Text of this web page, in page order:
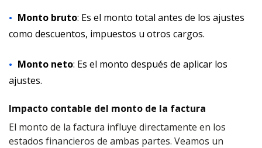
Monto bruto: Es el monto total antes de los ajustes
como descuentos, impuestos u otros cargos.
Monto neto: Es el monto después de aplicar los
ajustes.
Impacto contable del monto de la factura
El monto de la factura influye directamente en los
estados financieros de ambas partes. Veamos un